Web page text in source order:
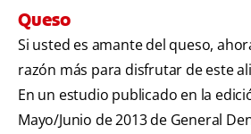
Queso
Si usted es amante del queso,
razón más para disfrutar de este
En un estudio publicado en la
Mayo/Junio de 2013 de General